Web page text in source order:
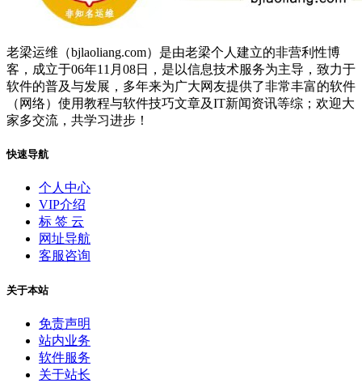
老梁运维（bjlaoliang.com）是由老梁个人建立的非营利性博
客，成立于06年11月08日，是以信息技术服务为主导，致力于
软件的普及与发展，多年来为广大网友提供了非常丰富的软件
（网络）使用教程与软件技巧文章及IT新闻资讯等综；欢迎大
家多交流，共学习进步！
快速导航
个人中心
VIP介绍
标 签 云
网址导航
客服咨询
关于本站
免责声明
站内业务
软件服务
关于站长